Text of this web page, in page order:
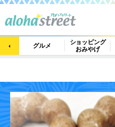
グルメ
ショッピング
おみやげ